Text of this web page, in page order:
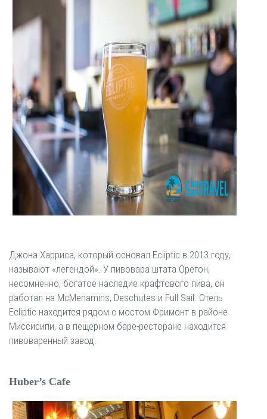
Джона Харриса, который основал Ecliptic в 2013 году,
называют «легендой». У пивовара штата Орегон,
несомненно, богатое наследие крафтового пива, он
работал на McMenamins, Deschutes и Full Sail. Отель
Ecliptic находится рядом с мостом Фримонт в районе
Миссисипи, а в пещерном баре-ресторане находится
пивоваренный завод.
Huber’s Cafe